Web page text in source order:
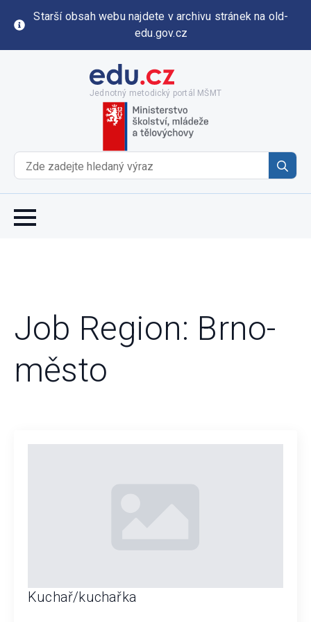
Starší obsah webu najdete v archivu stránek na old-
edu.gov.cz
Jednotný metodický portál MŠMT
for:
Job Region: Brno-
město
Kuchař/kuchařka